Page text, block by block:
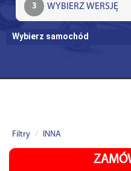
3
Wybierz samochód
Filtry INNA